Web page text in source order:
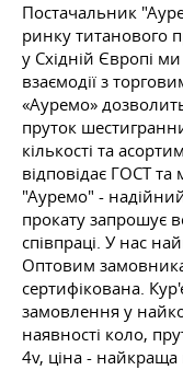
Постачальник
ринку титанового
у Східній Європі
взаємодії з
«Ауремо»
пруток
кількості та
відповідає ГОСТ
"Ауремо" -
прокату запрошує
співпраці. У нас
Оптовим
сертифікована.
замовлення у
наявності коло,
4v, ціна - найкраща